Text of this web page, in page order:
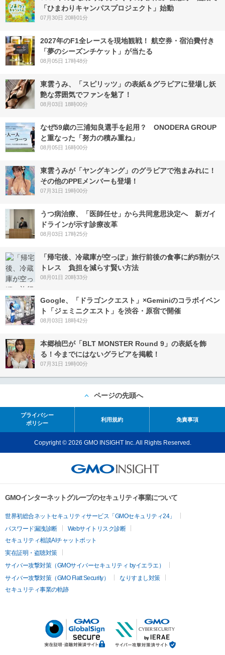
「ひまわりキャンパスプロジェクト」始動
07月30日 20時01分
2027年のF1全レースを現地観戦！ 航空券・宿泊費付き
「夢のシーズンチケット」が当たる
08月05日 17時48分
東雲うみ、「スピリッツ」の表紙＆グラビアに登場し妖
艶な雰囲気でファンを魅了！
08月03日 18時00分
なぜ59歳の三浦知良選手を起用？ ONODERA GROUP
と重なった「努力の積み重ね」
08月05日 16時00分
東雲うみが「ヤングキング」のグラビアで泡まみれに！
その他のPPEメンバーも登場！
07月31日 19時00分
うつ病治療、「医師任せ」から共同意思決定へ 新ガイ
ドラインが示す診療改革
08月03日 17時25分
「帰宅後、冷蔵庫が空っぽ」旅行前後の食事に約5割がス
トレス 負担を減らす賢い方法
08月01日 20時33分
Google、「ドラゴンクエスト」×Geminiのコラボイベン
ト「ジェミニクエスト」を渋谷・原宿で開催
08月03日 18時42分
本郷柚巴が「BLT MONSTER Round 9」の表紙を飾
る！今までにはないグラビアを掲載！
07月31日 19時00分
ページの先頭へ
プライバシー
ポリシー
利用規約 免責事項
Copyright © 2026 GMO INSIGHT Inc. All Rights Reserved.
GMOインターネットグループのセキュリティ事業について
世界初総合ネットセキュリティサービス「GMOセキュリティ24」
パスワード漏洩診断
Webサイトリスク診断
セキュリティ相談AIチャットボット
実在証明・盗聴対策
サイバー攻撃対策（GMOサイバーセキュリティ byイエラエ）
サイバー攻撃対策（GMO Flatt Security）
なりすまし対策
セキュリティ事業の軌跡